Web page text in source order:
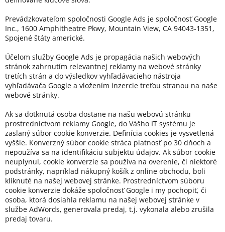
Prevádzkovateľom spoločnosti Google Ads je spoločnosť Google
Inc., 1600 Amphitheatre Pkwy, Mountain View, CA 94043-1351,
Spojené štáty americké.
Účelom služby Google Ads je propagácia našich webových
stránok zahrnutím relevantnej reklamy na webové stránky
tretích strán a do výsledkov vyhľadávacieho nástroja
vyhľadávača Google a vložením inzercie treťou stranou na naše
webové stránky.
Ak sa dotknutá osoba dostane na našu webovú stránku
prostredníctvom reklamy Google, do Vášho IT systému je
zaslaný súbor cookie konverzie. Definícia cookies je vysvetlená
vyššie. Konverzný súbor cookie stráca platnosť po 30 dňoch a
nepoužíva sa na identifikáciu subjektu údajov. Ak súbor cookie
neuplynul, cookie konverzie sa používa na overenie, či niektoré
podstránky, napríklad nákupný košík z online obchodu, boli
kliknuté na našej webovej stránke. Prostredníctvom súboru
cookie konverzie dokáže spoločnosť Google i my pochopiť, či
osoba, ktorá dosiahla reklamu na našej webovej stránke v
službe AdWords, generovala predaj, t.j. vykonala alebo zrušila
predaj tovaru.